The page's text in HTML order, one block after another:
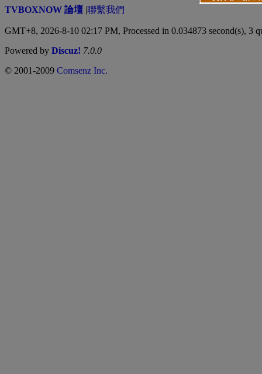
TVBOXNOW 論壇 |聯繫我們
GMT+8, 2026-8-10 02:17 PM, Processed in 0.034873 second(s), 3
Powered by Discuz! 7.0.0
© 2001-2009 Comsenz Inc.